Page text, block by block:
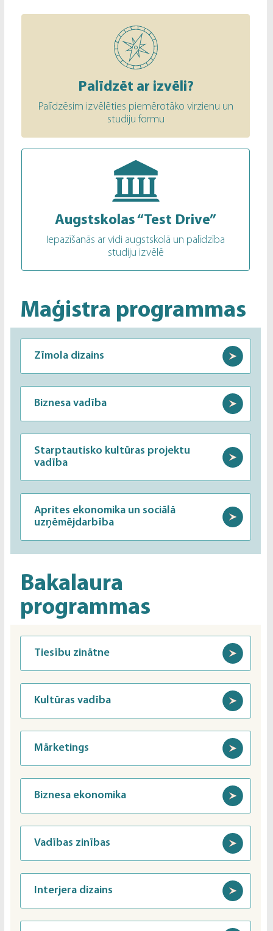
Palīdzēt ar izvēli?
Palīdzēsim izvēlēties piemērotāko virzienu un
studiju formu
Augstskolas “Test Drive”
Iepazīšanās ar vidi augstskolā un palīdzība
studiju izvēlē
Maģistra programmas
Zīmola dizains
Biznesa vadība
Starptautisko kultūras projektu
vadība
Aprites ekonomika un sociālā
uzņēmējdarbība
Bakalaura
programmas
Tiesību zinātne
Kultūras vadība
Mārketings
Biznesa ekonomika
Vadības zinības
Interjera dizains